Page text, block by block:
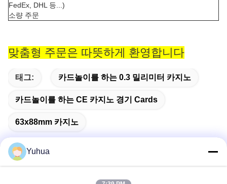
FedEx, DHL 등...)
소량 주문
맞춤형 주문은 따뜻하게 환영합니다
태그: 카드놀이를 하는 0.3 밀리미터 카지노
카드놀이를 하는 CE 카지노 경기 Cards
63x88mm 카지노
Yuhua